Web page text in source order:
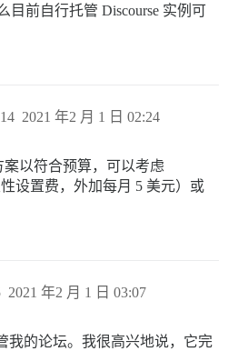
目前自行托管 Discourse 实例可
2021 年2 月 1 日 02:24
14
以符合预算，可以考虑
性设置费，外加每月 5 美元）或
2021 年2 月 1 日 03:07
我的论坛。我很高兴地说，它完